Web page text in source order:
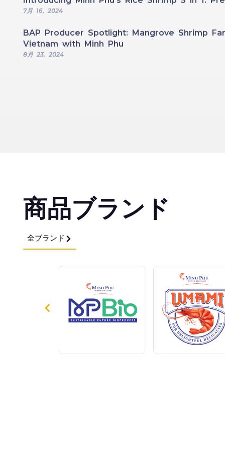
7月 16, 2024
BAP Producer Spotlight: Mangrove Shrimp
Vietnam with Minh Phu
8月 23, 2024
商品ブランド
全ブランド